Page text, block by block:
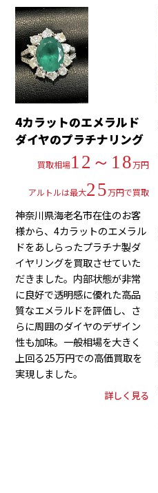
4カラットのエメラルド
ダイヤのプラチナリング
買取相場12～18万円
アルトルは最大25万円で買取
神奈川県海老名市在住のお客
様から、4カラットのエメラル
ドをあしらったプラチナ製ダ
イヤリングを買取させていた
だきました。内部状態が非常
に良好で透明感に優れた高品
質なエメラルドを評価し、さ
らに周囲のダイヤのデザイン
性も加味。一般相場を大きく
上回る25万円での高価買取を
実現しました。
詳しく見る